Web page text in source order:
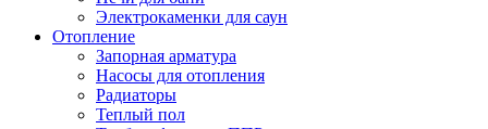
Электрокаменки для саун
Отопление
Запорная арматура
Насосы для отопления
Радиаторы
Теплый пол